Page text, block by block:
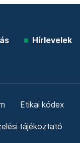
Hírlevelek
Etikai kódex
tájékoztató